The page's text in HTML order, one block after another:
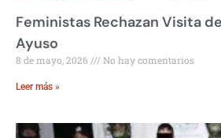
Feministas Rechazan Visita
Ayuso
8 de mayo, 2026 No hay comentarios
Leer más »